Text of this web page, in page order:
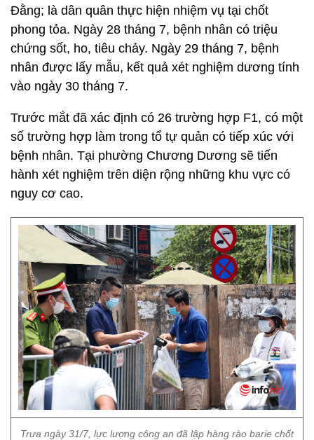
Đằng; là dân quân thực hiện nhiệm vụ tại chốt
phong tỏa. Ngày 28 tháng 7, bệnh nhân có triệu
chứng sốt, ho, tiêu chảy. Ngày 29 tháng 7, bệnh
nhân được lấy mẫu, kết quả xét nghiệm dương tính
vào ngày 30 tháng 7.
Trước mắt đã xác định có 26 trường hợp F1, có một
số trường hợp làm trong tổ tự quản có tiếp xúc với
bệnh nhân. Tại phường Chương Dương sẽ tiến
hành xét nghiệm trên diện rộng những khu vực có
nguy cơ cao.
Trưa ngày 31/7, lực lượng công an đã lập hàng rào barie chốt